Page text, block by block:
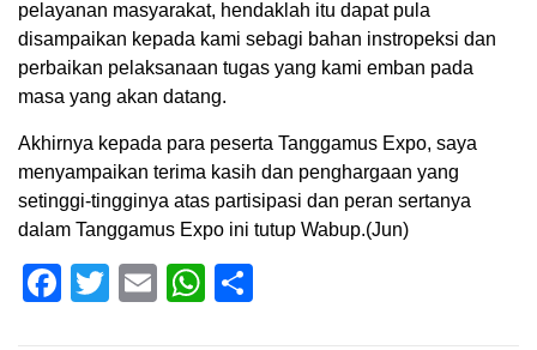
pelayanan masyarakat, hendaklah itu dapat pula
disampaikan kepada kami sebagi bahan instropeksi dan
perbaikan pelaksanaan tugas yang kami emban pada
masa yang akan datang.
Akhirnya kepada para peserta Tanggamus Expo, saya
menyampaikan terima kasih dan penghargaan yang
setinggi-tingginya atas partisipasi dan peran sertanya
dalam Tanggamus Expo ini tutup Wabup.(Jun)
Facebook
Twitter
EmailWhatsApp